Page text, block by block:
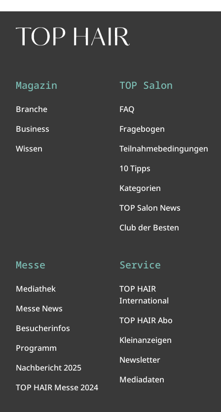
Magazin
Branche
Business
Wissen
TOP Salon
FAQ
Fragebogen
Teilnahmebedingungen
10 Tipps
Kategorien
TOP Salon News
Club der Besten
Messe
Mediathek
Messe News
Besucherinfos
Programm
Nachbericht 2025
TOP HAIR Messe 2024
Service
TOP HAIR
International
TOP HAIR Abo
Kleinanzeigen
Newsletter
Mediadaten